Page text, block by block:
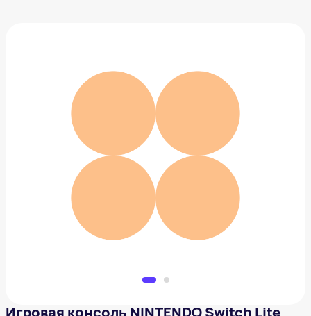
Игровая консоль NINTENDO Switch Lite
коралловый
16 970 ₽
Добавить в вишлист